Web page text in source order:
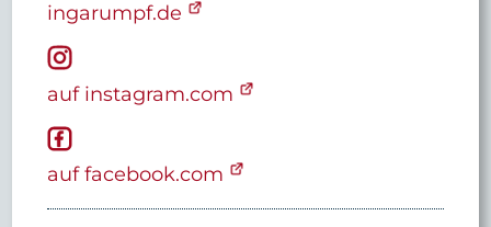
ingarumpf.de
auf instagram.com
auf facebook.com